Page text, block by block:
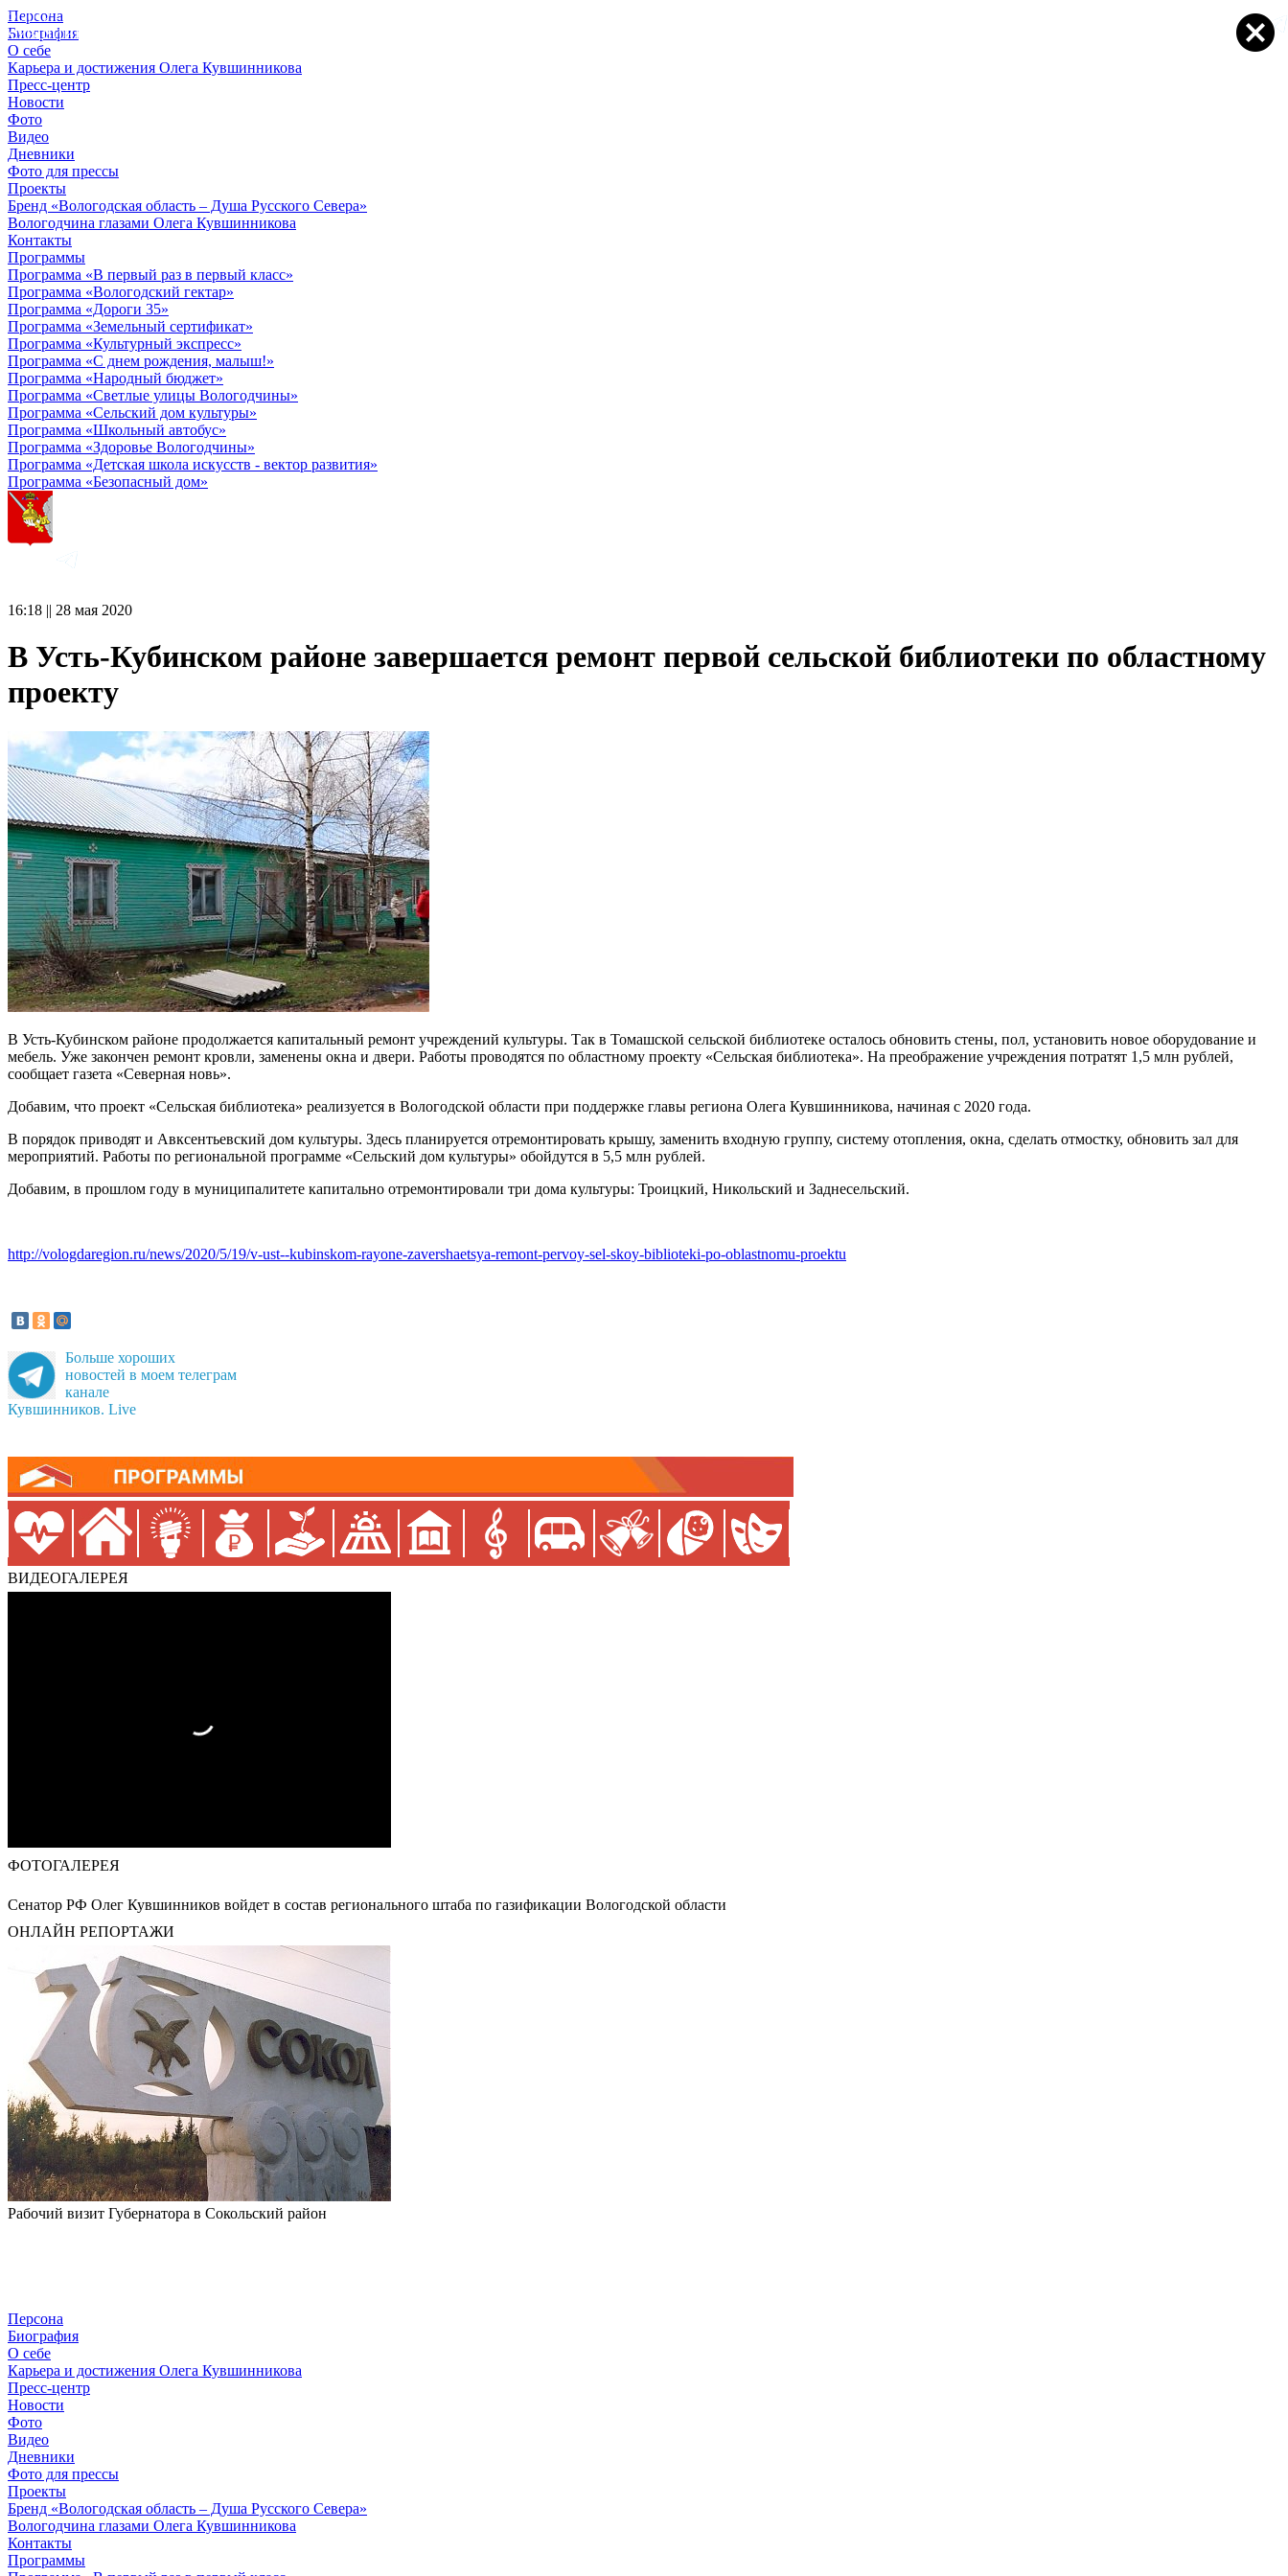
Персона
Биография
О себе
Карьера и достижения Олега Кувшинникова
Пресс-центр
Новости
Фото
Видео
Дневники
Фото для прессы
Проекты
Бренд «Вологодская область – Душа Русского Севера»
Вологодчина глазами Олега Кувшинникова
Контакты
Программы
Программа «В первый раз в первый класс»
Программа «Вологодский гектар»
Программа «Дороги 35»
Программа «Земельный сертификат»
Программа «Культурный экспресс»
Программа «С днем рождения, малыш!»
Программа «Народный бюджет»
Программа «Светлые улицы Вологодчины»
Программа «Сельский дом культуры»
Программа «Школьный автобус»
Программа «Здоровье Вологодчины»
Программа «Детская школа искусств - вектор развития»
Программа «Безопасный дом»
16:18 || 28 мая 2020
В Усть-Кубинском районе завершается ремонт первой сельской библиотеки по областному
проекту
В Усть-Кубинском районе продолжается капитальный ремонт учреждений культуры. Так в Томашской сельской библиотеке осталось обновить стены, пол, установить новое оборудование и
мебель. Уже закончен ремонт кровли, заменены окна и двери. Работы проводятся по областному проекту «Сельская библиотека». На преображение учреждения потратят 1,5 млн рублей,
сообщает газета «Северная новь».
Добавим, что проект «Сельская библиотека» реализуется в Вологодской области при поддержке главы региона Олега Кувшинникова, начиная с 2020 года.
В порядок приводят и Авксентьевский дом культуры. Здесь планируется отремонтировать крышу, заменить входную группу, систему отопления, окна, сделать отмостку, обновить зал для
мероприятий. Работы по региональной программе «Сельский дом культуры» обойдутся в 5,5 млн рублей.
Добавим, в прошлом году в муниципалитете капитально отремонтировали три дома культуры: Троицкий, Никольский и Заднесельский.
http://vologdaregion.ru/news/2020/5/19/v-ust--kubinskom-rayone-zavershaetsya-remont-pervoy-sel-skoy-biblioteki-po-oblastnomu-proektu
Больше хороших
новостей в моем телеграм
канале
Кувшинников. Live
ВИДЕОГАЛЕРЕЯ
ФОТОГАЛЕРЕЯ
Сенатор РФ Олег Кувшинников войдет в состав регионального штаба по газификации Вологодской области
ОНЛАЙН РЕПОРТАЖИ
Рабочий визит Губернатора в Сокольский район
© 2012 - 2023,
КУВШИННИКОВ О.А.
Персона
Биография
О себе
Карьера и достижения Олега Кувшинникова
Пресс-центр
Новости
Фото
Видео
Дневники
Фото для прессы
Проекты
Бренд «Вологодская область – Душа Русского Севера»
Вологодчина глазами Олега Кувшинникова
Контакты
Программы